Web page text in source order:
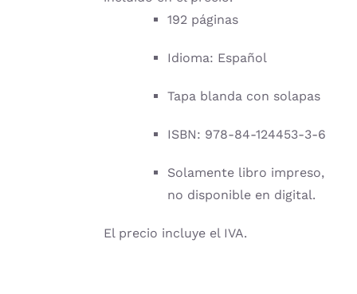
192 páginas
Idioma: Español
Tapa blanda con solapas
ISBN: 978-84-124453-3-6
Solamente libro impreso,
no disponible en digital.
El precio incluye el IVA.